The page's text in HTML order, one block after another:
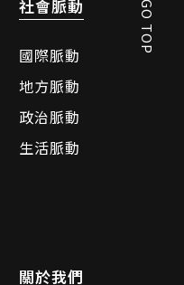
社會脈動
國際脈動
地方脈動
政治脈動
生活脈動
關於我們
GO TOP